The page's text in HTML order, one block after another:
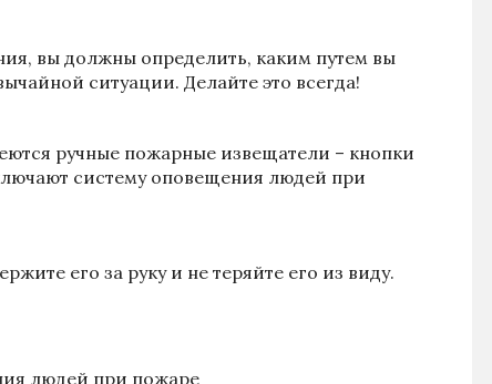
вы должны определить, каким путем вы
ситуации. Делайте это всегда!
ручные пожарные извещатели – кнопки
систему оповещения людей при
его за руку и не теряйте его из виду.
людей при пожаре